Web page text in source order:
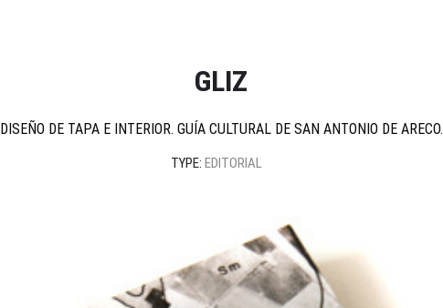
GLIZ
DISEÑO DE TAPA E INTERIOR. GUÍA CULTURAL DE SAN ANTONIO DE ARECO.
TYPE: EDITORIAL